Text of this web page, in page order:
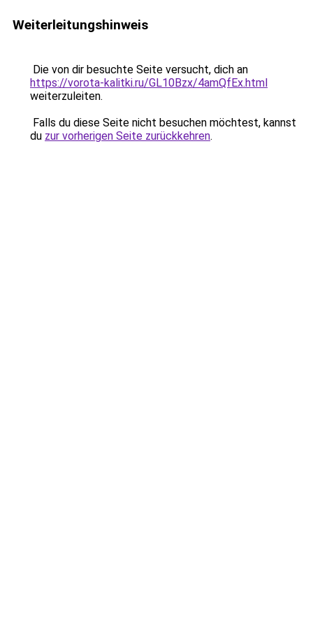
Weiterleitungshinweis
Die von dir besuchte Seite versucht, dich an
https://vorota-kalitki.ru/GL10Bzx/4amQfEx.html
weiterzuleiten.
Falls du diese Seite nicht besuchen möchtest, kannst
du zur vorherigen Seite zurückkehren.